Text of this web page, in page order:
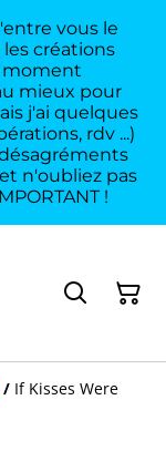
vous le
créations
moment
mieux pour
j'ai quelques
rdv ...)
n'oubliez pas
!
/ If Kisses Were